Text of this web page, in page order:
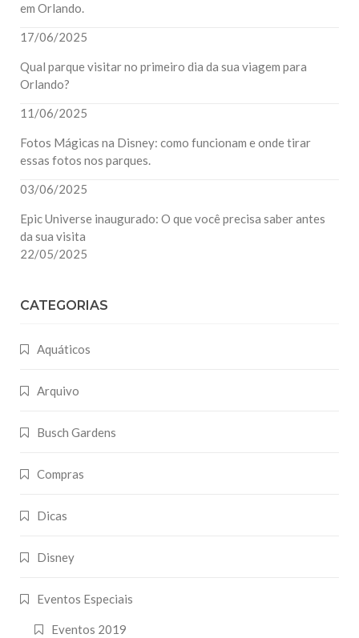
em Orlando.
17/06/2025
Qual parque visitar no primeiro dia da sua viagem para
Orlando?
11/06/2025
Fotos Mágicas na Disney: como funcionam e onde tirar
essas fotos nos parques.
03/06/2025
Epic Universe inaugurado: O que você precisa saber antes
da sua visita
22/05/2025
CATEGORIAS
Aquáticos
Arquivo
Busch Gardens
Compras
Dicas
Disney
Eventos Especiais
Eventos 2019